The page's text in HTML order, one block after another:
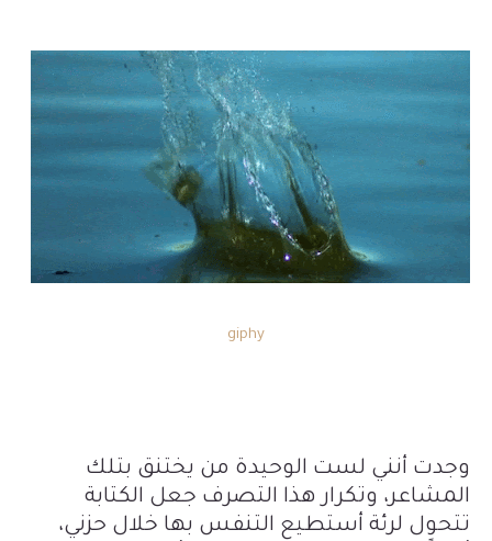
giphy
وجدت أنني لست الوحيدة من يختنق بتلك
المشاعر، وتكرار هذا التصرف جعل الكتابة
تتحول لرئة أستطيع التنفس بها خلال حزني،